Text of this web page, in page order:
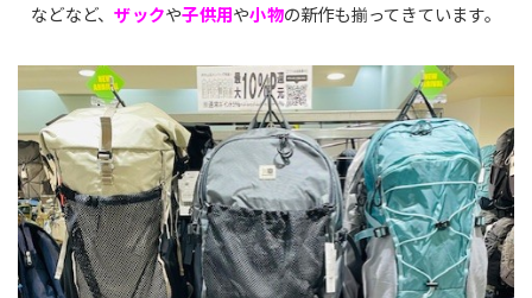
などなど、ザックや子供用や小物の新作も揃ってきています。